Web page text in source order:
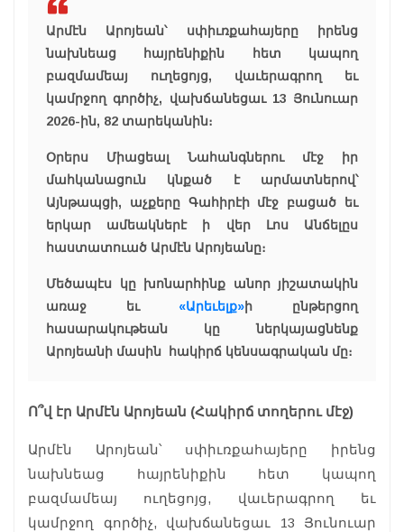
Արմէն Արոյեան՝ սփիւռքահայերը իրենց
նախնեաց հայրենիքին հետ կապող
բազմամեայ ուղեցոյց, վաւերագրող եւ
կամրջող գործիչ, վախճանեցաւ 13 Յունուար
2026-ին, 82 տարեկանին։
Օրերս Միացեալ Նահանգներու մէջ իր
մահկանացուն կնքած է արմատներով՝
Այնթապցի, աչքերը Գահիրէի մէջ բացած եւ
երկար ամեակներէ ի վեր Լոս Անճելըս
հաստատուած Արմէն Արոյեանը։
Մեծապէս կը խոնարհինք անոր յիշատակին
առաջ եւ «Արեւելք»ի ընթերցող
հասարակութեան կը ներկայացնենք
Արոյեանի մասին հակիրճ կենսագրական մը։
Ո՞վ էր Արմէն Արոյեան (Հակիրճ տողերու մէջ)
Արմէն Արոյեան՝ սփիւռքահայերը իրենց
նախնեաց հայրենիքին հետ կապող
բազմամեայ ուղեցոյց, վաւերագրող եւ
կամրջող գործիչ, վախճանեցաւ 13 Յունուար